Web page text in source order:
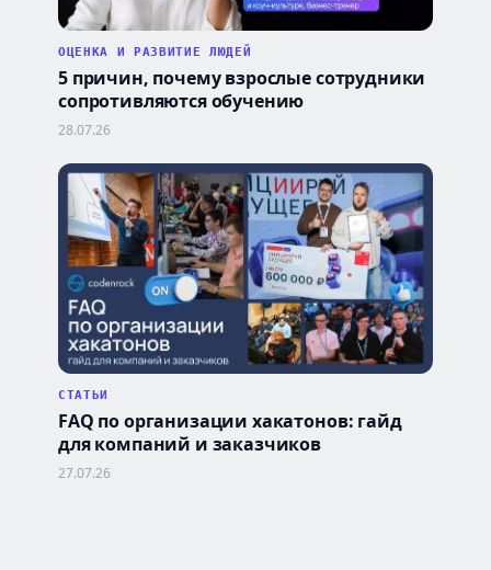
ОЦЕНКА И РАЗВИТИЕ ЛЮДЕЙ
5 причин, почему взрослые сотрудники
сопротивляются обучению
28.07.26
СТАТЬИ
FAQ по организации хакатонов: гайд
для компаний и заказчиков
27.07.26